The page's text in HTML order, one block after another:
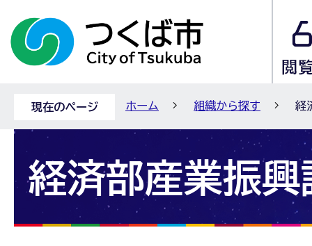
現在のページ ホーム 組織から探す 経
経済部産業振興